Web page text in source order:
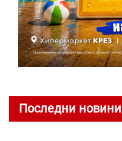
Последни новини